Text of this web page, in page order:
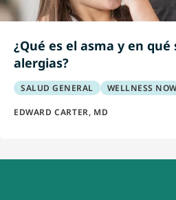
¿Qué es el asma y en
alergias?
SALUD GENERAL WELLNESS
EDWARD CARTER, MD